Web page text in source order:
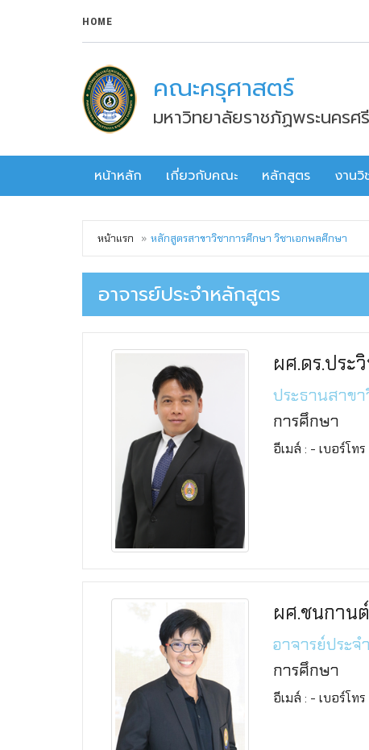
HOME
คณะครุศาสตร์
มหาวิทยาลัยราชภัฏพระนครศ
หน้าหลัก เกี่ยวกับคณะ หลักสูตร งานวิ
หน้าแรก หลักสูตรสาขาวิชาการศึกษา วิชาเอกพลศึกษา
อาจารย์ประจำหลักสูตร
ผศ.ดร.ประ
ประธานสาข
การศึกษา
อีเมล์ : - เบอร์โท
ผศ.ชนกาน
อาจารย์ประ
การศึกษา
อีเมล์ : - เบอร์โท